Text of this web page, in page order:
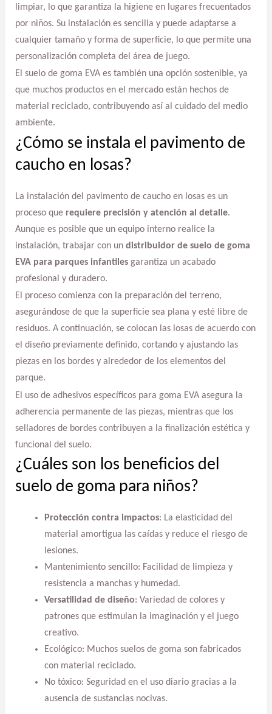
limpiar, lo que garantiza la higiene en lugares frecuentados
por niños. Su instalación es sencilla y puede adaptarse a
cualquier tamaño y forma de superficie, lo que permite una
personalización completa del área de juego.
El suelo de goma EVA es también una opción sostenible, ya
que muchos productos en el mercado están hechos de
material reciclado, contribuyendo así al cuidado del medio
ambiente.
¿Cómo se instala el pavimento de
caucho en losas?
La instalación del pavimento de caucho en losas es un
proceso que requiere precisión y atención al detalle.
Aunque es posible que un equipo interno realice la
instalación, trabajar con un distribuidor de suelo de goma
EVA para parques infantilesgarantiza un acabado
profesional y duradero.
El proceso comienza con la preparación del terreno,
asegurándose de que la superficie sea plana y esté libre de
residuos. A continuación, se colocan las losas de acuerdo con
el diseño previamente definido, cortando y ajustando las
piezas en los bordes y alrededor de los elementos del
parque.
El uso de adhesivos específicos para goma EVA asegura la
adherencia permanente de las piezas, mientras que los
selladores de bordes contribuyen a la finalización estética y
funcional del suelo.
¿Cuáles son los beneficios del
suelo de goma para niños?
Protección contra impactos: La elasticidad del
material amortigua las caídas y reduce el riesgo de
lesiones.
Mantenimiento sencillo: Facilidad de limpieza y
resistencia a manchas y humedad.
Versatilidad de diseño: Variedad de colores y
patrones que estimulan la imaginación y el juego
creativo.
Ecológico: Muchos suelos de goma son fabricados
con material reciclado.
No tóxico: Seguridad en el uso diario gracias a la
ausencia de sustancias nocivas.